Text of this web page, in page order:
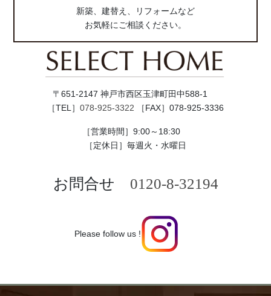
新築、建替え、リフォームなど
お気軽にご相談ください。
〒651-2147 神戸市西区玉津町田中588-1
［TEL］ 078-925-3322 ［FAX］078-925-3336
［営業時間］9:00～18:30
［定休日］毎週火・水曜日
お問合せ 0120-8-32194
Please follow us !